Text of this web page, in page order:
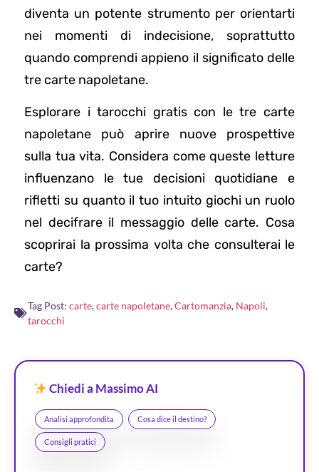
diventa un potente strumento per orientarti
nei momenti di indecisione, soprattutto
quando comprendi appieno il significato delle
tre carte napoletane.
Esplorare i tarocchi gratis con le tre carte
napoletane può aprire nuove prospettive
sulla tua vita. Considera come queste letture
influenzano le tue decisioni quotidiane e
rifletti su quanto il tuo intuito giochi un ruolo
nel decifrare il messaggio delle carte. Cosa
scoprirai la prossima volta che consulterai le
carte?
Tag Post: carte,carte napoletane,Cartomanzia, Napoli,
tarocchi
Chiedi a Massimo AI
Analisi approfondita Cosa dice il destino?
Consigli pratici